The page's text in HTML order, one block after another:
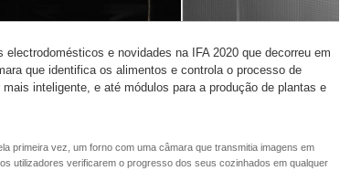
e novidades na IFA 2020 que decorreu em
que identifica os alimentos e controla o processo de
inteligente, e até módulos para a produção de plantas e
primeira vez, um forno com uma câmara que transmitia imagens em
utilizadores verificarem o progresso dos seus cozinhados em qualquer